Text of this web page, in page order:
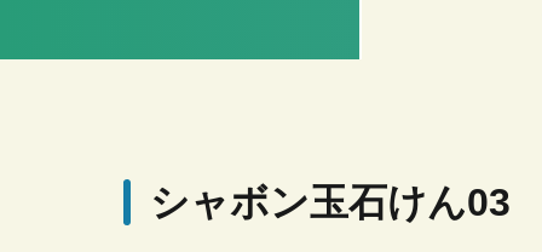
シャボン玉石けん03